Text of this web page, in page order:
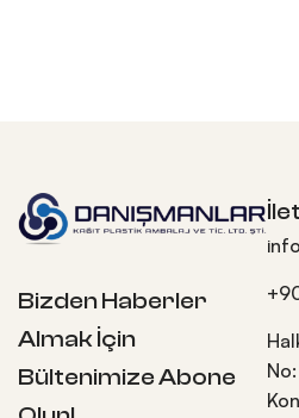
Bizden Haberler
Almak İçin
Bültenimize Abone